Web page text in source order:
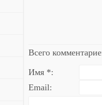
Всего
Имя *:
Email: